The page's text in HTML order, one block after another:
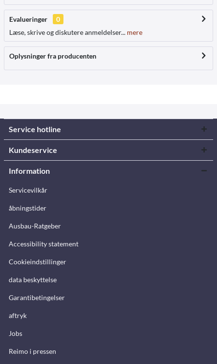
Evalueringer
0
Læse, skrive og diskutere anmeldelser... mere
Oplysninger fra producenten
Service hotline
Kundeservice
Information
Servicevilkår
åbningstider
Ausbau-Ratgeber
Accessibility statement
Cookieindstillinger
data beskyttelse
Garantibetingelser
aftryk
Jobs
Reimo i pressen